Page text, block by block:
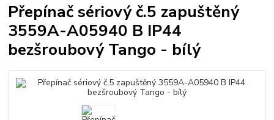
Přepínač sériový č.5 zapuštěný
3559A-A05940 B IP44
bezšroubový Tango - bílý